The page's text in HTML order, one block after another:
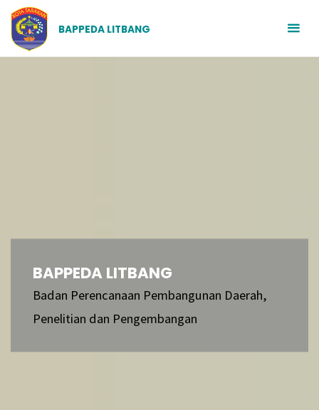
BAPPEDA LITBANG
BAPPEDA LITBANG
Badan Perencanaan Pembangunan Daerah,
Penelitian dan Pengembangan